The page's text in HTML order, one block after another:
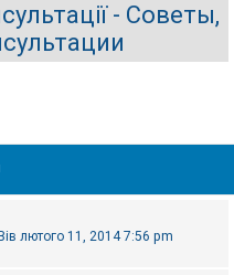
- Советы,
Вів лютого 11, 2014 7:56 pm